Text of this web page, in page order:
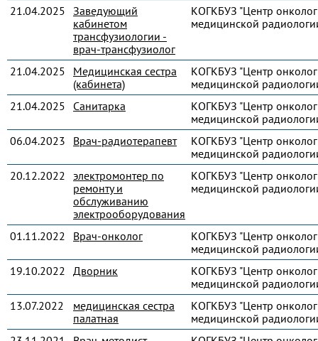
21.04.2025 Заведующий
кабинетом
трансфузиологии -
врач-трансфузиолог
КОГКБУЗ "Центр
медицинской
21.04.2025
Медицинская сестра
(кабинета)
КОГКБУЗ "Центр
медицинской
21.04.2025
Санитарка
КОГКБУЗ "Центр
медицинской
06.04.2023
Врач-радиотерапевт
КОГКБУЗ "Центр
медицинской
20.12.2022 электромонтер по
ремонту и
обслуживанию
электрооборудования
КОГКБУЗ "Центр
медицинской
01.11.2022 Врач-онколог
КОГКБУЗ "Центр
медицинской
19.10.2022 Дворник
КОГКБУЗ "Центр
медицинской
13.07.2022
медицинская сестра
палатная
КОГКБУЗ "Центр
медицинской